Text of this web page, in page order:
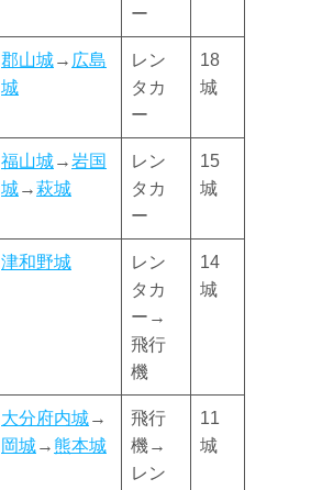
ー
郡山城→ 広島
城
レン
タカ
ー
18
城
福山城→岩国
城→萩城
レン
タカ
ー
15
城
津和野城
レン
タカ
ー→
飛行
機
14
城
大分府内城→
岡城→熊本城
飛行
機→
レン
11
城